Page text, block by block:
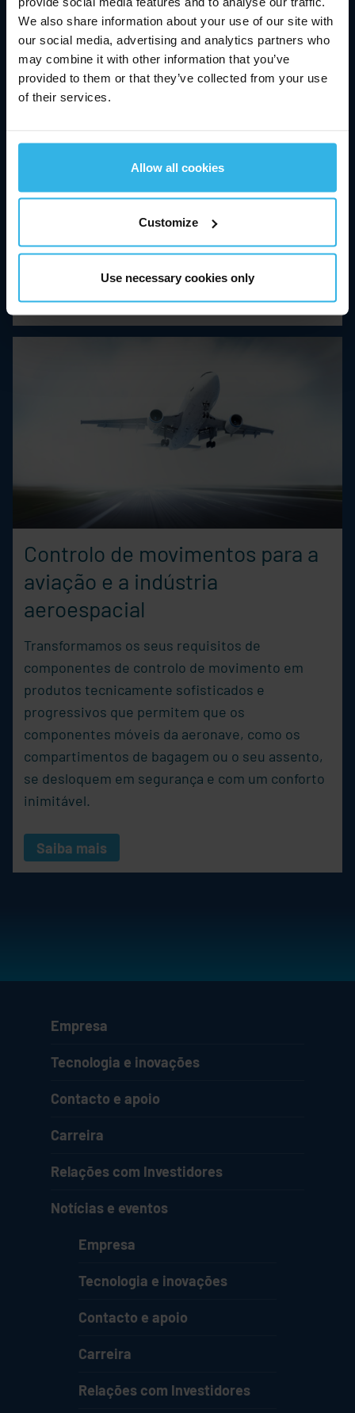
We also share information about your use of our site with
our social media, advertising and analytics partners who
may combine it with other information that you’ve
provided to them or that they’ve collected from your use
of their services.
Allow all cookies
Customize
Use necessary cookies only
Controlo de movimentos para a
defesa
O amortecimento de vibrações e a absorção de
choques ajudam a proteger pessoas e bens. Os
um elevado grau de durabilidade e utilizam a
força de forma económica.
Saiba mais
Controlo de movimentos para a
aviação e a indústria
aeroespacial
Transformamos os seus requisitos de
componentes de controlo de movimento em
produtos tecnicamente sofisticados e
progressivos que permitem que os
componentes móveis da aeronave, como os
compartimentos de bagagem ou o seu assento,
se desloquem em segurança e com um conforto
inimitável.
Saiba mais
Empresa
Tecnologia e inovações
Contacto e apoio
Carreira
Relações com Investidores
Notícias e eventos
Empresa
Tecnologia e inovações
Contacto e apoio
Carreira
Relações com Investidores